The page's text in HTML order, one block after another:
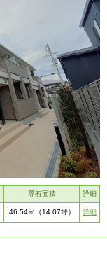
専有面積 詳細
46.54㎡ （14.07坪） 詳細